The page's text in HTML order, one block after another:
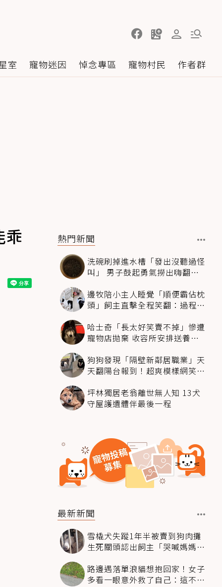
室 寵物迷因 悼念專區 寵物村民 作者群
乖 熱門新聞
洗碗刷掉進水槽「發出沒聽過怪
叫」 男子鼓起勇氣撈出嗨翻：
邊牧陪小主人睡覺「順便霸佔枕
頭」飼主直擊全程笑翻：過程絲
哈士奇「長太好笑賣不掉」慘遭
寵物店拋棄 收容所安排送養活
狗狗發現「隔壁新鄰居職業」天
天翻陽台報到！超爽模樣網笑
坪林獨居老翁離世無人知 13犬
守屋護遺體伴最後一程
最新新聞
雪橇犬失蹤1年半被賣到狗肉攤
生死關頭認出飼主「哭喊媽媽」
路邊遇落單浪貓想抱回家！女子
多看一眼意外救了自己：這不能